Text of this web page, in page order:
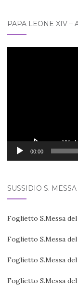
PAPA LEONE XIV –
00:00
SUSSIDIO S.
Foglietto S.Messa
Foglietto S.Messa
Foglietto S.Messa
Foglietto S.Messa